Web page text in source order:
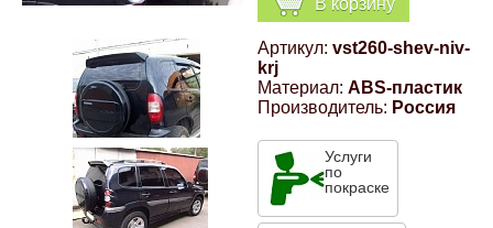
Артикул: vst260-shev-niv-
krj
Материал: ABS-пластик
Производитель: Россия
Услуги
по
покраске
Компрессионные фитинги Poliext
Hyundai
Флуоресцентные краски
Шпатлевки, штукатурки
Эмали универсальные акриловые
Магнитные панели на холодильник